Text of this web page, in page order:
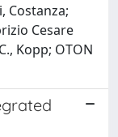
Costanza;
Cesare
Kopp; OTON